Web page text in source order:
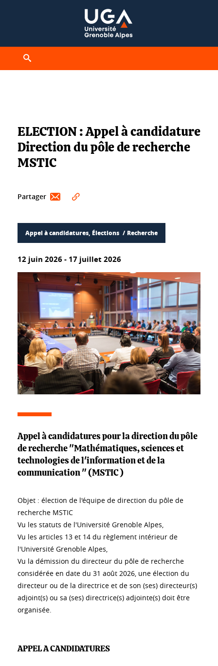
ELECTION : Appel à candidature
Direction du pôle de recherche
MSTIC
Partager
Appel à candidatures, Élections Recherche
12 juin 2026 - 17 juillet 2026
Appel à candidatures pour la direction du pôle
de recherche "Mathématiques, sciences et
technologies de l'information et de la
communication " (MSTIC )
Objet : élection de l'équipe de direction du pôle de
recherche MSTIC
Vu les statuts de l'Université Grenoble Alpes,
Vu les articles 13 et 14 du règlement intérieur de
l'Université Grenoble Alpes,
Vu la démission du directeur du pôle de recherche
considérée en date du 31 août 2026, une élection du
directeur ou de la directrice et de son (ses) directeur(s)
adjoint(s) ou sa (ses) directrice(s) adjointe(s) doit être
organisée.
APPEL A CANDIDATURES